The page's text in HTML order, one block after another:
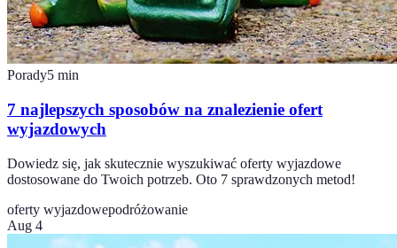
Porady5 min
7 najlepszych sposobów na znalezienie ofert
wyjazdowych
Dowiedz się, jak skutecznie wyszukiwać oferty wyjazdowe
dostosowane do Twoich potrzeb. Oto 7 sprawdzonych metod!
oferty wyjazdowepodróżowanie
Aug 4